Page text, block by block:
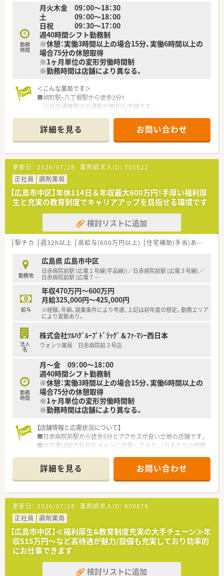
ドラッグストア・調剤薬局を運営する企業です。
ドラッグストアとして売上・利益・店舗数共に業界トップクラ
スです。
■年間で10店舗以上の新規出店を継続しており、
新卒採用に関しても中国地方で最も入社人数が多い法人で
す。
薬剤師の平均年齢は33歳です。
■調剤薬局部門で採用された薬剤師の業務は
レジ打ちなどはございません。
OTCについての知識も深まるためこれから必要な「マルチの
力」が身につきます。
■セルフメディケーションの支援として、医療・保険・福祉・マタ
ニティ等、
■医療事務との業務分担を行い、薬剤師の業務負担軽減を行って
います。
■近隣に店舗数が多く、フォロー体制も整っています。
■働き方改革に沿って、有給休暇消化が促進されています。
■残業については「サービス残業」はございません。
各店舗基本的に残業は少ないため、調剤併設店でも18時半～
19時までに
は帰宅できる店舗がほとんどです。
※繁忙期等は科目によって残業が発生してしまう可能性はご
ざいます。
■科目に偏らず、知識を身に付けたい方
■患者様に丁寧に投薬、服薬指導を行いたい方
等々…
少しでも気になった方はお問い合わせくださいませ
勤務
時間
月火木金 09：00～18：30
土 09：00～18：00
日祝 09：30～17：00
週40時間シフト勤務制
※休憩：実働3時間以上の場合15分、実働6時間以上の
場合75分の休憩取得
※1ヶ月単位の変形労働時間制
※勤務時間は店舗により異なる。
＜こんな薬局です＞
■胡町駅・八丁堀駅から徒歩2分！
公共交通機関での通勤が便利な店舗です。
■待合スペースには背もたれ付きの
ソファも3台ございます。
■広々として整理整頓された調剤室です。
漢方製剤の取り扱いもございます。
※配属店舗は面接次第で最終決定となります。
通勤圏内にて当店舗以外での配属となる場合がございます。
＜設備も充実＞
■電子薬歴・分包機（円盤）も完備しております。
■監査システムなどの調剤設備も導入しており、
リスクマネジメントも徹底しています。
機械化を進める事により、効率よいお仕事が可能となります。
＜業務内容＞
立地柄、広域からの処方箋にも対応しています。
■薬剤師は2名体制です。
＜研修制度＞
■充実した研修フォロー体制も好評です。
e-ラーニングの補助制度もあり資格取得に関しても
会社からのバックアップがございます。
＜法人特徴＞
■ツルハグループとして中国地方で業界最大規模の
ドラッグストア・調剤薬局を運営する企業です。
スです。
■年間で10店舗以上の新規出店を継続しており、
新卒採用に関しても中国地方で最も入社人数が多い法人で
す。
薬剤師の平均年齢は33歳です。
■調剤薬局部門で採用された薬剤師の業務は
レジ打ちなどはございません。
OTCについての知識も深まるためこれから必要な「マルチの
力」が身につきます。
■セルフメディケーションの支援として、医療・保険・福祉・マタ
ニティ等、
■医療事務との業務分担を行い、薬剤師の業務負担軽減を行って
います。
■近隣に店舗数が多く、フォロー体制も整っています。
■働き方改革に沿って、有給休暇消化が促進されています。
■残業については「サービス残業」はございません。
各店舗基本的に残業は少ないため、調剤併設店でも18時半～
19時までに
は帰宅できる店舗がほとんどです。
※繁忙期等は科目によって残業が発生してしまう可能性はご
詳細を見る お問い合わせ
更新日： 2026/07/28 薬剤師求人ID： 705622
正社員
調剤薬局
【広島市中区】年休114日＆年収最大600万円！手厚い福利厚
生と充実の教育制度でキャリアアップを目指せる環境です
検討リストに追加
駅チカ 週32h以上 高給与(600万円以上) 住宅補助(手当)あり
勤務地
広島県 広島市中区
日赤病院前駅 (広電１号線(宇品線))／日赤病院前駅 (広電３号線)／
日赤病院前駅 (広電７…
給与
年収470万円～600万円
月給325,000円～425,000円
※経験、年齢、就業条件により考慮、上記は初年度の想定。勤務エリア
により変動あり。
法人
名
株式会社ﾂﾙﾊｸﾞﾙｰﾌﾟﾄﾞﾗｯｸﾞ＆ﾌｧ-ﾏｼｰ西日本
ウォンツ薬局 日赤病院前３号店
勤務
時間
月～金 09：00～18：00
週40時間シフト勤務制
※休憩：実働3時間以上の場合15分、実働6時間以上の
場合75分の休憩取得
※1ヶ月単位の変形労働時間制
※勤務時間は店舗により異なる。
【店舗情報と応需状況について】
■日赤病院前駅から徒歩5分とアクセスが良い立地の店舗です。
■処方箋は総合科目をメインに応需しており、1日あたりの枚数
■現在は薬剤師2名体制で運営しており、お互いに協力し合いな
がら日々の調剤業務などに取り組んでおります。
【求人情報について】
■正社員としての雇用となり、これまでのご経験や年齢などをし
っかりと考慮したうえで最終的な給与が決定します。
■年収は470万円から600万円の範囲で提示され、賞与は年2回
支給されるなど安定した収入が期待できます。
■月給には75,000円の薬剤師手当が含まれるほか、世帯主の方
には15,000円の住宅手当が支給されます。
【勤務実態について】
■1分単位で残業代が支給される仕組みが整っており、現在の全
詳細を見る お問い合わせ
更新日： 2026/07/28 薬剤師求人ID： 609879
正社員
調剤薬局
【広島市中区】≪福利厚生&教育制度充実の大手チェーン≫年
収515万円～など高待遇が魅力/設備も充実しており効率的
にお仕事できます
検討リストに追加